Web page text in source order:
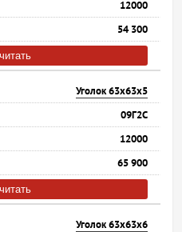
12000
54 300
Уголок 63х63х5
09Г2С
12000
65 900
Уголок 63х63х6